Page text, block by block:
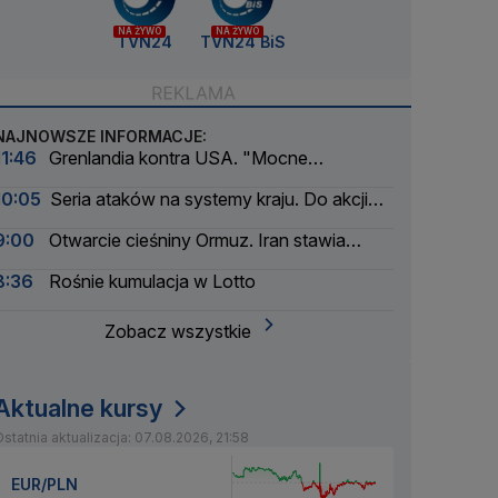
NA ŻYWO
TVN24
NA ŻYWO
TVN24 BiS
INFORMACJE:
Grenlandia kontra USA. "Mocne
Seria ataków na systemy kraju. Do akcji
Otwarcie cieśniny Ormuz. Iran stawia
Rośnie kumulacja w Lotto
Zobacz wszystkie
kursy
aktualizacja: 07.08.2026, 21:58
EUR/PLN